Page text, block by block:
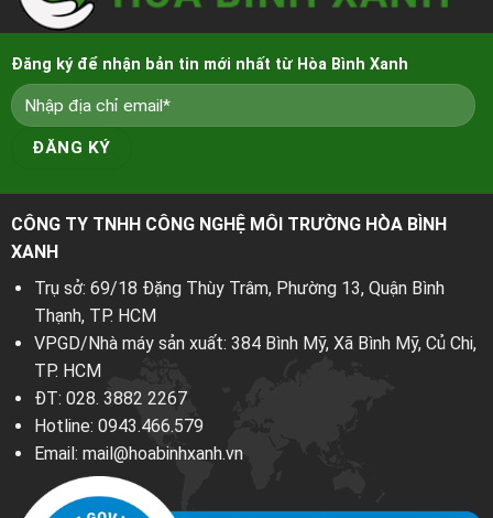
Đăng ký để nhận bản tin mới nhất từ Hòa Bình Xanh
CÔNG TY TNHH CÔNG NGHỆ MÔI TRƯỜNG HÒA BÌNH
XANH
Trụ sở: 69/18 Đặng Thùy Trâm, Phường 13, Quận Bình
Thạnh, TP. HCM
VPGD/Nhà máy sản xuất: 384 Bình Mỹ, Xã Bình Mỹ, Củ Chi,
TP. HCM
ĐT: 028. 3882 2267
Hotline: 0943.466.579
Email: mail@hoabinhxanh.vn